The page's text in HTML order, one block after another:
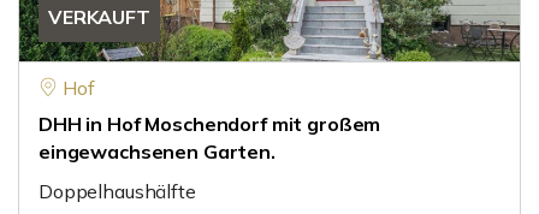
VERKAUFT
Hof
DHH in Hof Moschendorf mit großem
eingewachsenen Garten.
Doppelhaushälfte